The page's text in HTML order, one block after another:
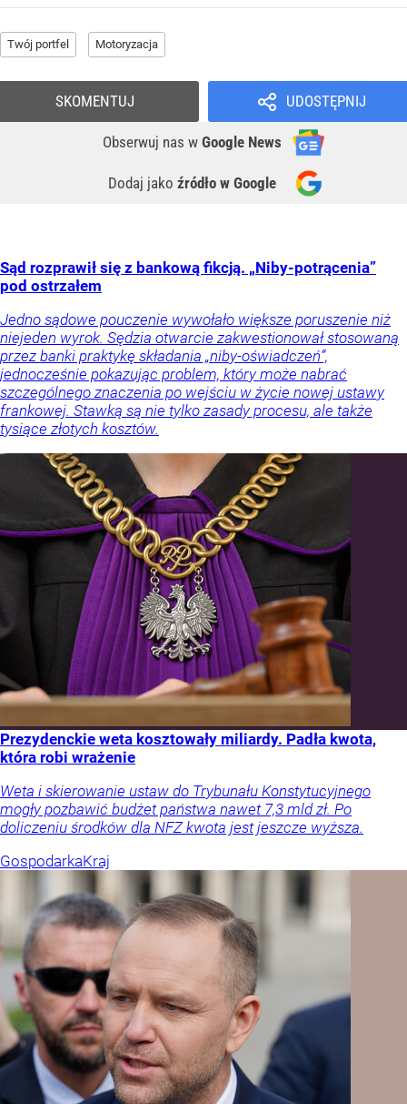
Twój portfel Motoryzacja
UDOSTĘPNIJ
Obserwuj nas w Google News
Dodaj jako źródło w Google
SKOMENTUJ
Sąd rozprawił się z bankową fikcją. „Niby-potrącenia”
pod ostrzałem
Jedno sądowe pouczenie wywołało większe poruszenie niż
niejeden wyrok. Sędzia otwarcie zakwestionował stosowaną
przez banki praktykę składania „niby-oświadczeń”,
jednocześnie pokazując problem, który może nabrać
szczególnego znaczenia po wejściu w życie nowej ustawy
frankowej. Stawką są nie tylko zasady procesu, ale także
tysiące złotych kosztów.
Prezydenckie weta kosztowały miliardy. Padła kwota,
która robi wrażenie
Weta i skierowanie ustaw do Trybunału Konstytucyjnego
mogły pozbawić budżet państwa nawet 7,3 mld zł. Po
doliczeniu środków dla NFZ kwota jest jeszcze wyższa.
GospodarkaKraj